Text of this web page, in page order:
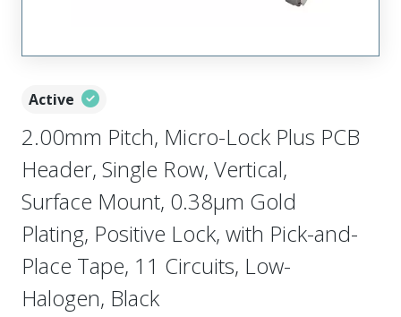
Active
2.00mm Pitch, Micro-Lock Plus PCB
Header, Single Row, Vertical,
Surface Mount, 0.38µm Gold
Plating, Positive Lock, with Pick-and-
Place Tape, 11 Circuits, Low-
Halogen, Black